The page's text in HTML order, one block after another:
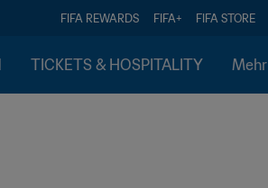
FIFA REWARDS FIFA+ FIFA STORE
TICKETS & HOSPITALITY Mehr